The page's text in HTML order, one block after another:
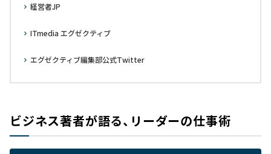
経営者JP
ITmedia エグゼクティブ
エグゼクティブ編集部公式Twitter
ビジネス著者が語る、リーダーの仕事術